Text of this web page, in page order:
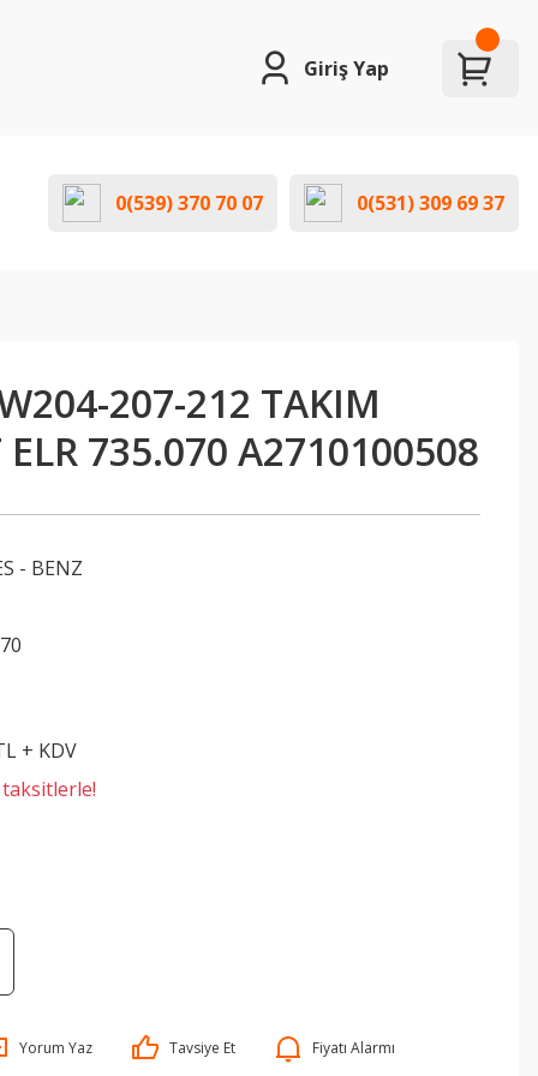
Giriş Yap
0(539) 370 70 07 0(531) 309 69 37
207-212 TAKIM
ELR 735.070 A2710100508
- BENZ
+ KDV
Yorum Yaz Tavsiye Et Fiyatı Alarmı